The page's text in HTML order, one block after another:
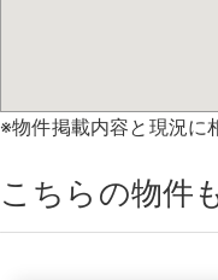
※物件掲載内容と現況に
こちらの物件